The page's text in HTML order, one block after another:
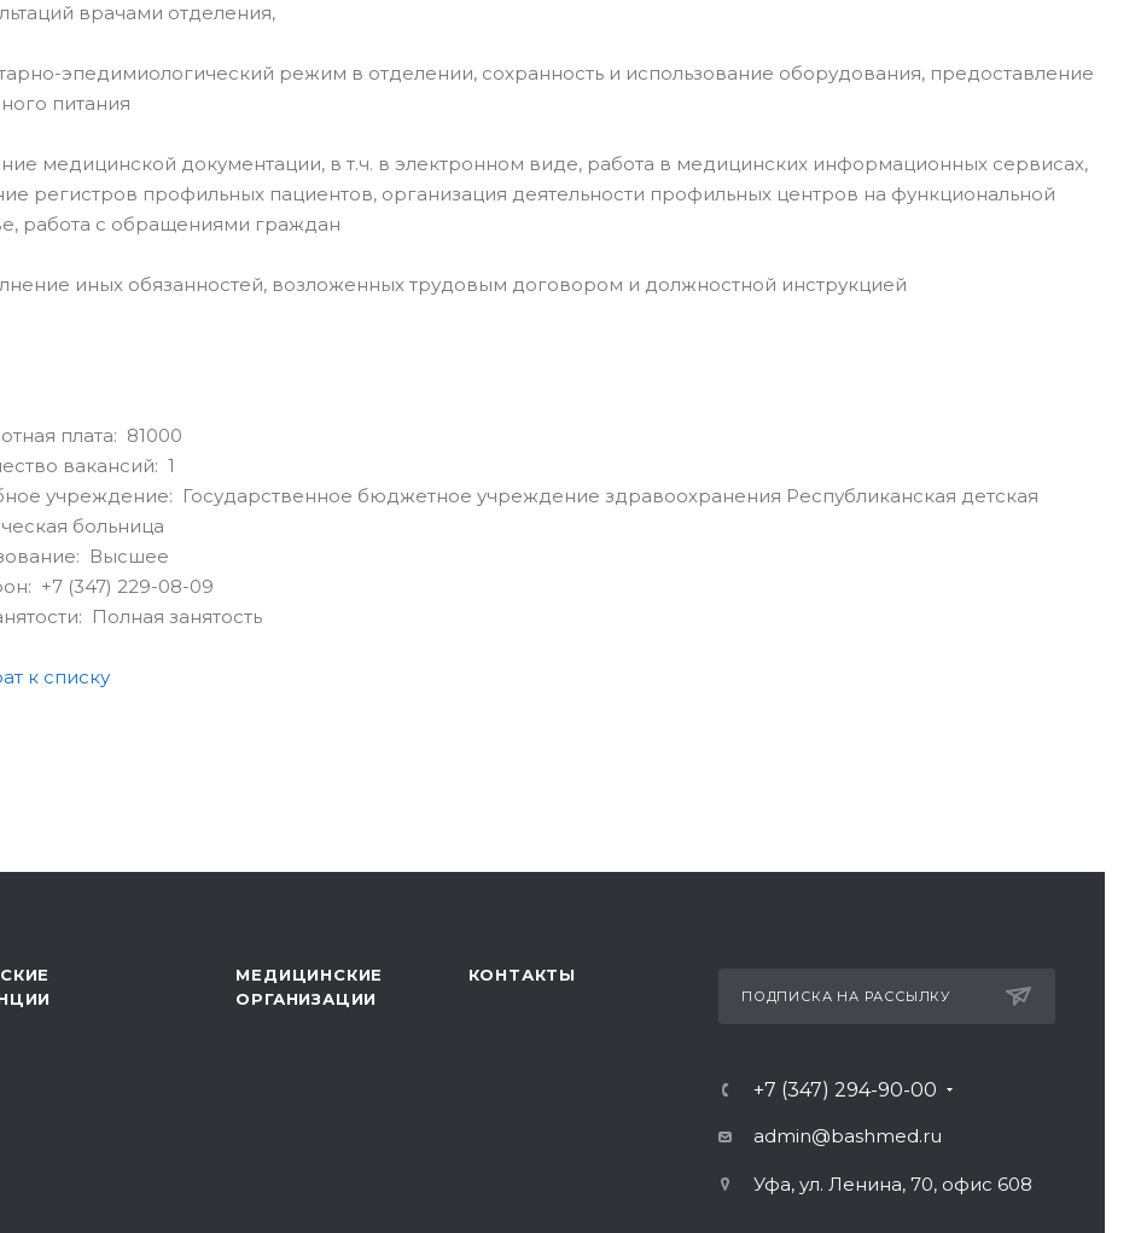
врачами отделения,
эпедимиологический режим в отделении, сохранность и использование оборудования, предоставление
питания
медицинской документации, в т.ч. в электронном виде, работа в медицинских информационных сервисах,
регистров профильных пациентов, организация деятельности профильных центров на функциональной
работа с обращениями граждан
иных обязанностей, возложенных трудовым договором и должностной инструкцией
плата: 81000
вакансий: 1
учреждение: Государственное бюджетное учреждение здравоохранения Республиканская детская
больница
Высшее
+7 (347) 229-08-09
Полная занятость
к списку
МЕДИЦИНСКИЕ
ОРГАНИЗАЦИИ
КОНТАКТЫ
ПОДПИСКА НА РАССЫЛКУ
+7 (347) 294-90-00
admin@bashmed.ru
Уфа, ул. Ленина, 70, офис 608